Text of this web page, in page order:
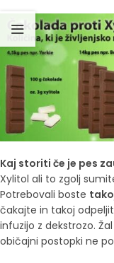
Kaj storiti če je pes
Xylitol ali to zgolj
Potrebovali boste
čakajte in takoj
infuzijo z dekstrozo.
običajni postopki ne